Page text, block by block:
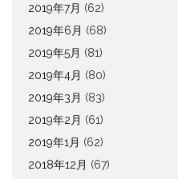
2019年7月 (62)
2019年6月 (68)
2019年5月 (81)
2019年4月 (80)
2019年3月 (83)
2019年2月 (61)
2019年1月 (62)
2018年12月 (67)